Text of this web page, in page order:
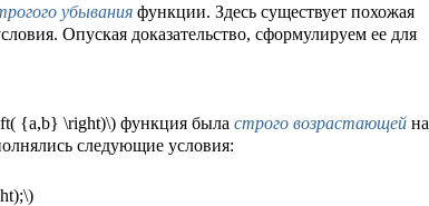
убывания функции. Здесь существует похожая
Опуская доказательство, сформулируем ее для
{a,b} \right)\) функция была строго возрастающей на
следующие условия: